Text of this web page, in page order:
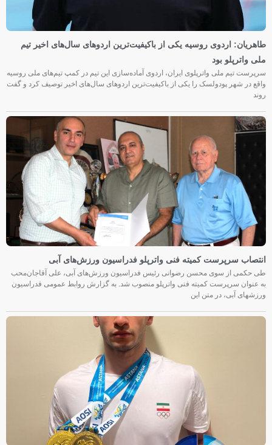
طاهریان: اردوی روسیه یکی از باکیفیت‌ترین اردوهای سال‌های اخیر تیم
ملی واترپلو بود
سرپرست تیم ملی واترپلوی ایران، اردوی آماده‌سازی این تیم در کمپ تیم‌های ملی روسیه
واقع در شهر پودولسک را یکی از باکیفیت‌ترین اردوهای سال‌های اخیر توصیف کرد و گفت
روند
انتصاب سرپرست کمیته فنی واترپلو فدراسیون ورزش‌های آبی
طی حکمی از سوی محسن رضوانی رئیس فدراسیون ورزش‌های آبی، علی آقاجان‌محب
به عنوان سرپرست کمیته فنی واترپلو منصوب شد. به گزارش روابط عمومی فدراسیون
ورزشهای آبی، در متن این